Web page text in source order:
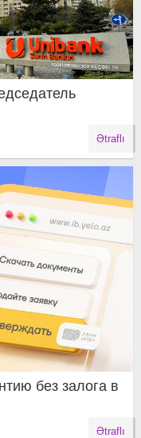
Ətraflı
без залога в
Ətraflı